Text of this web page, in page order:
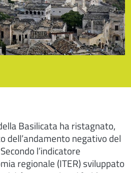
Basilicata ha ristagnato,
negativo del
l’indicatore
regionale (ITER) sviluppato